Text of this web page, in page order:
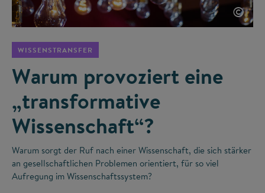
©
WISSENSTRANSFER
Warum provoziert eine
„transformative
Wissenschaft“?
Warum sorgt der Ruf nach einer Wissenschaft, die sich stärker
an gesellschaftlichen Problemen orientiert, für so viel
Aufregung im Wissenschaftssystem?